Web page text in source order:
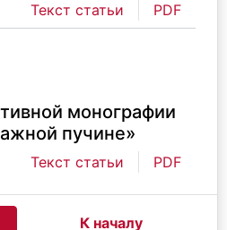
Текст статьи PDF
монографии
пучине»
Текст статьи PDF
К началу